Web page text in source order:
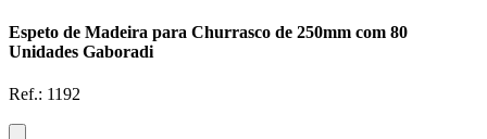
Espeto de Madeira para Churrasco de 250mm com 80
Unidades Gaboradi
Ref.: 1192